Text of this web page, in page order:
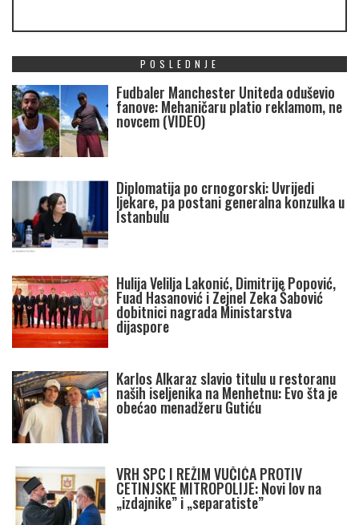
POSLEDNJE
Fudbaler Manchester Uniteda oduševio
fanove: Mehaničaru platio reklamom, ne
novcem (VIDEO)
Diplomatija po crnogorski: Uvrijedi
ljekare, pa postani generalna konzulka u
Istanbulu
Hulija Velilja Lakonić, Dimitrije Popović,
Fuad Hasanović i Zejnel Zeka Šabović
dobitnici nagrada Ministarstva
dijaspore
Karlos Alkaraz slavio titulu u restoranu
naših iseljenika na Menhetnu: Evo šta je
obećao menadžeru Gutiću
VRH SPC I REŽIM VUČIĆA PROTIV
CETINJSKE MITROPOLIJE: Novi lov na
„izdajnike” i „separatiste”